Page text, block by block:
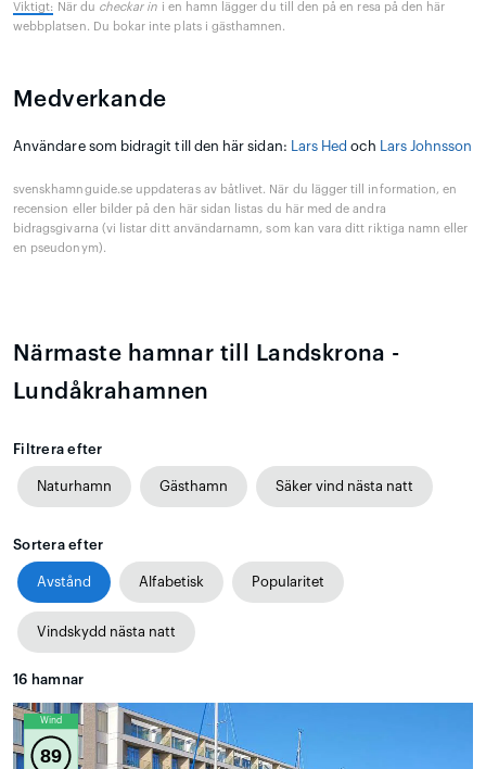
Viktigt: När du checkar in i en hamn lägger du till den på en resa på den här
webbplatsen. Du bokar inte plats i gästhamnen.
Medverkande
Användare som bidragit till den här sidan: Lars Hed och Lars Johnsson
svenskhamnguide.se uppdateras av båtlivet. När du lägger till information, en
recension eller bilder på den här sidan listas du här med de andra
bidragsgivarna (vi listar ditt användarnamn, som kan vara ditt riktiga namn eller
en pseudonym).
Närmaste hamnar till Landskrona -
Lundåkrahamnen
Filtrera efter
Naturhamn Gästhamn Säker vind nästa natt
Sortera efter
Avstånd Alfabetisk Popularitet
Vindskydd nästa natt
16 hamnar
Wind
89